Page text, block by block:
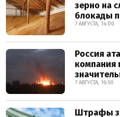
зерно на
блокады
7 АВГУСТА, 14:00
Россия
компания
7 АВГУСТА, 16:50
Штрафы